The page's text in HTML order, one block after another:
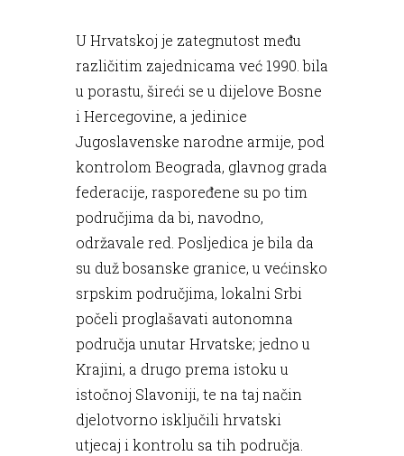
U Hrvatskoj je zategnutost među
različitim zajednicama već 1990. bila
u porastu, šireći se u dijelove Bosne
i Hercegovine, a jedinice
Jugoslavenske narodne armije, pod
kontrolom Beograda, glavnog grada
federacije, raspoređene su po tim
područjima da bi, navodno,
održavale red. Posljedica je bila da
su duž bosanske granice, u većinsko
srpskim područjima, lokalni Srbi
počeli proglašavati autonomna
područja unutar Hrvatske; jedno u
Krajini, a drugo prema istoku u
istočnoj Slavoniji, te na taj način
djelotvorno isključili hrvatski
utjecaj i kontrolu sa tih područja.